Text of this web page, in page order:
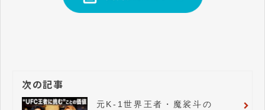
次の記事
元K-1世界王者・魔裟斗の